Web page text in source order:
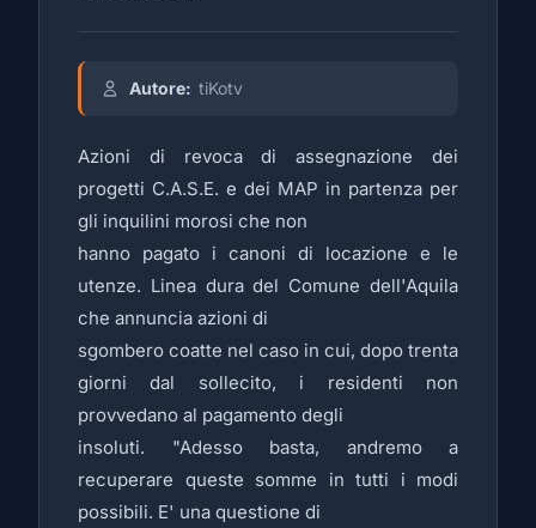
Autore: tiKotv
Azioni di revoca di assegnazione dei
progetti C.A.S.E. e dei MAP in partenza per
gli inquilini morosi che non
hanno pagato i canoni di locazione e le
utenze. Linea dura del Comune dell'Aquila
che annuncia azioni di
sgombero coatte nel caso in cui, dopo trenta
giorni dal sollecito, i residenti non
provvedano al pagamento degli
insoluti. "Adesso basta, andremo a
recuperare queste somme in tutti i modi
possibili. E' una questione di